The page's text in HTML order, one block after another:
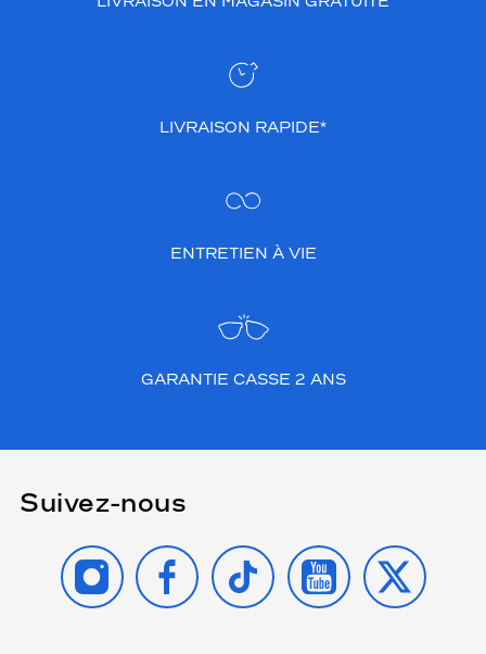
LIVRAISON RAPIDE*
ENTRETIEN À VIE
GARANTIE CASSE 2 ANS
Suivez-nous
INSTAGRAMFACEBOOK
TIKTOK YOUTUBE
X